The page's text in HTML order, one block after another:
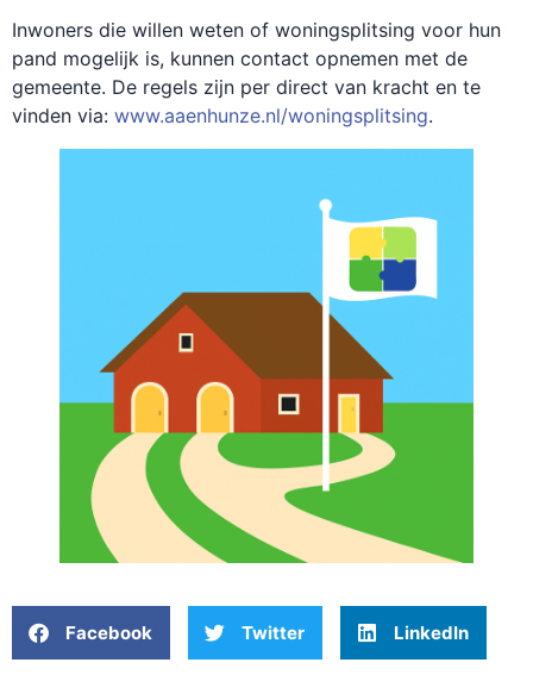
Inwoners die willen weten of woningsplitsing voor hun
pand mogelijk is, kunnen contact opnemen met de
gemeente. De regels zijn per direct van kracht en te
vinden via: www.aaenhunze.nl/woningsplitsing.
Facebook Twitter LinkedIn